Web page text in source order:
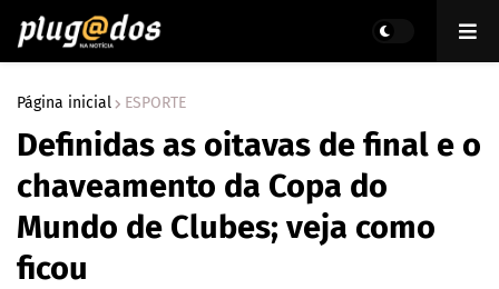
Página inicial ESPORTE
Definidas as oitavas de final e o
chaveamento da Copa do
Mundo de Clubes; veja como
ficou